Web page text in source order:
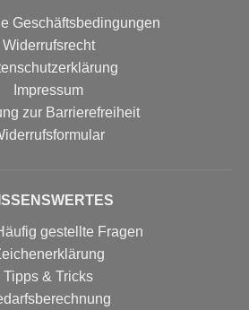
Geschäftsbedingungen
Widerrufsrecht
Impressum
zur Barrierefreiheit
gestellte Fragen
Tipps & Tricks